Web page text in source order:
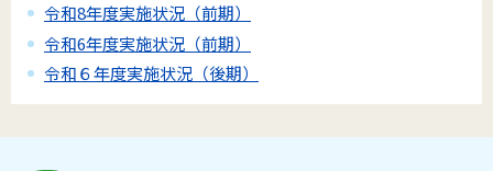
令和8年度実施状況（前期）
令和6年度実施状況（前期）
令和６年度実施状況（後期）